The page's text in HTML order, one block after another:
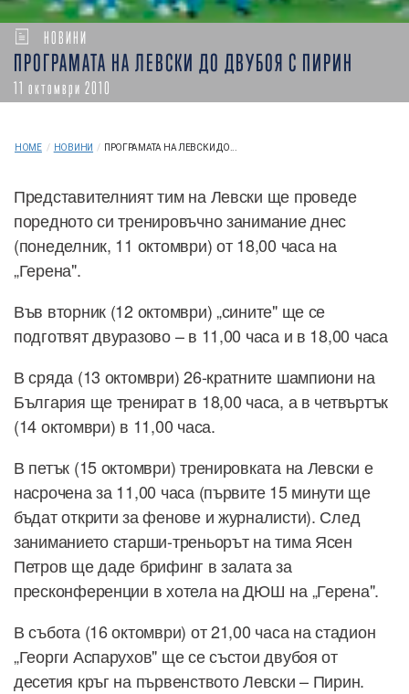
НОВИНИ
ПРОГРАМАТА НА ЛЕВСКИ ДО ДВУБОЯ С ПИРИН
11 октомври 2010
HOME / НОВИНИ / ПРОГРАМАТА НА ЛЕВСКИ ДО...
Представителният тим на Левски ще проведе
поредното си тренировъчно занимание днес
(понеделник, 11 октомври) от 18,00 часа на
„Герена".
Във вторник (12 октомври) „сините" ще се
подготвят двуразово – в 11,00 часа и в 18,00 часа
В сряда (13 октомври) 26-кратните шампиони на
България ще тренират в 18,00 часа, а в четвъртък
(14 октомври) в 11,00 часа.
В петък (15 октомври) тренировката на Левски е
насрочена за 11,00 часа (първите 15 минути ще
бъдат открити за фенове и журналисти). След
заниманието старши-треньорът на тима Ясен
Петров ще даде брифинг в залата за
пресконференции в хотела на ДЮШ на „Герена".
В събота (16 октомври) от 21,00 часа на стадион
„Георги Аспарухов" ще се състои двубоя от
десетия кръг на първенството Левски – Пирин.